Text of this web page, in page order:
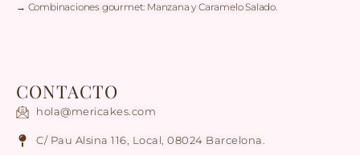
→ Combinaciones gourmet: Manzana y Caramelo Salado.
CONTACTO
hola@mericakes.com
C/ Pau Alsina 116, Local, 08024 Barcelona.